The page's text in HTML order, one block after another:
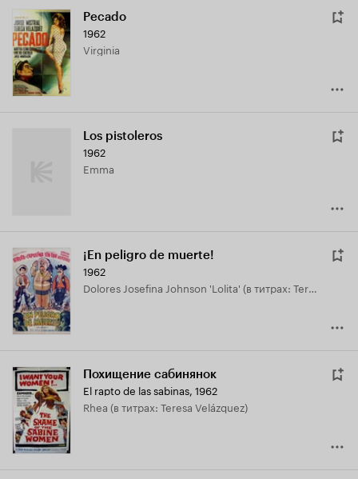
Pecado
1962
Virginia
Los pistoleros
1962
Emma
¡En peligro de muerte!
1962
Dolores Josefina Johnson 'Lolita' (в титрах: Teresa Velázquez)
Похищение сабинянок
El rapto de las sabinas, 1962
Rhea (в титрах: Teresa Velázquez)